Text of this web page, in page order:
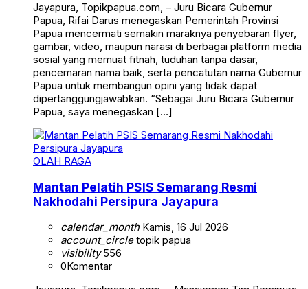
Jayapura, Topikpapua.com, – Juru Bicara Gubernur
Papua, Rifai Darus menegaskan Pemerintah Provinsi
Papua mencermati semakin maraknya penyebaran flyer,
gambar, video, maupun narasi di berbagai platform media
sosial yang memuat fitnah, tuduhan tanpa dasar,
pencemaran nama baik, serta pencatutan nama Gubernur
Papua untuk membangun opini yang tidak dapat
dipertanggungjawabkan. “Sebagai Juru Bicara Gubernur
Papua, saya menegaskan […]
OLAH RAGA
Mantan Pelatih PSIS Semarang Resmi
Nakhodahi Persipura Jayapura
calendar_monthKamis, 16 Jul 2026
account_circletopik papua
visibility556
0Komentar